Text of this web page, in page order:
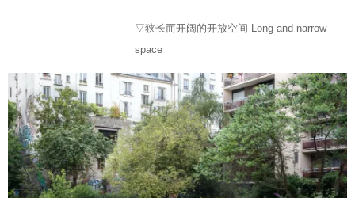
▽狭长而开阔的开放空间 Long and narrow
space